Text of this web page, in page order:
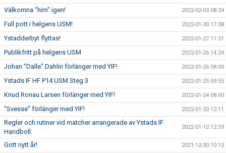
Välkomna "him" igen! 2022-02-03 08:24
Full pott i helgens USM! 2022-01-30 17:38
Ystadderbyt flyttas! 2022-01-27 11:21
Publikfritt på helgens USM 2022-01-26 14:24
Johan ”Dalle” Dahlin förlänger med YIF! 2022-01-26 08:00
Ystads IF HF P14 USM Steg 3 2022-01-25 09:55
Knud Ronau Larsen förlänger med YIF! 2022-01-24 08:00
"Svesse" förlänger med YIF! 2022-01-20 12:11
Regler och rutiner vid matcher arrangerade av Ystads IF
Handboll.
2022-01-12 12:59
Gott nytt år! 2021-12-30 10:13